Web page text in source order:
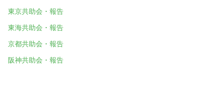
東京共助会・報告
東海共助会・報告
京都共助会・報告
阪神共助会・報告